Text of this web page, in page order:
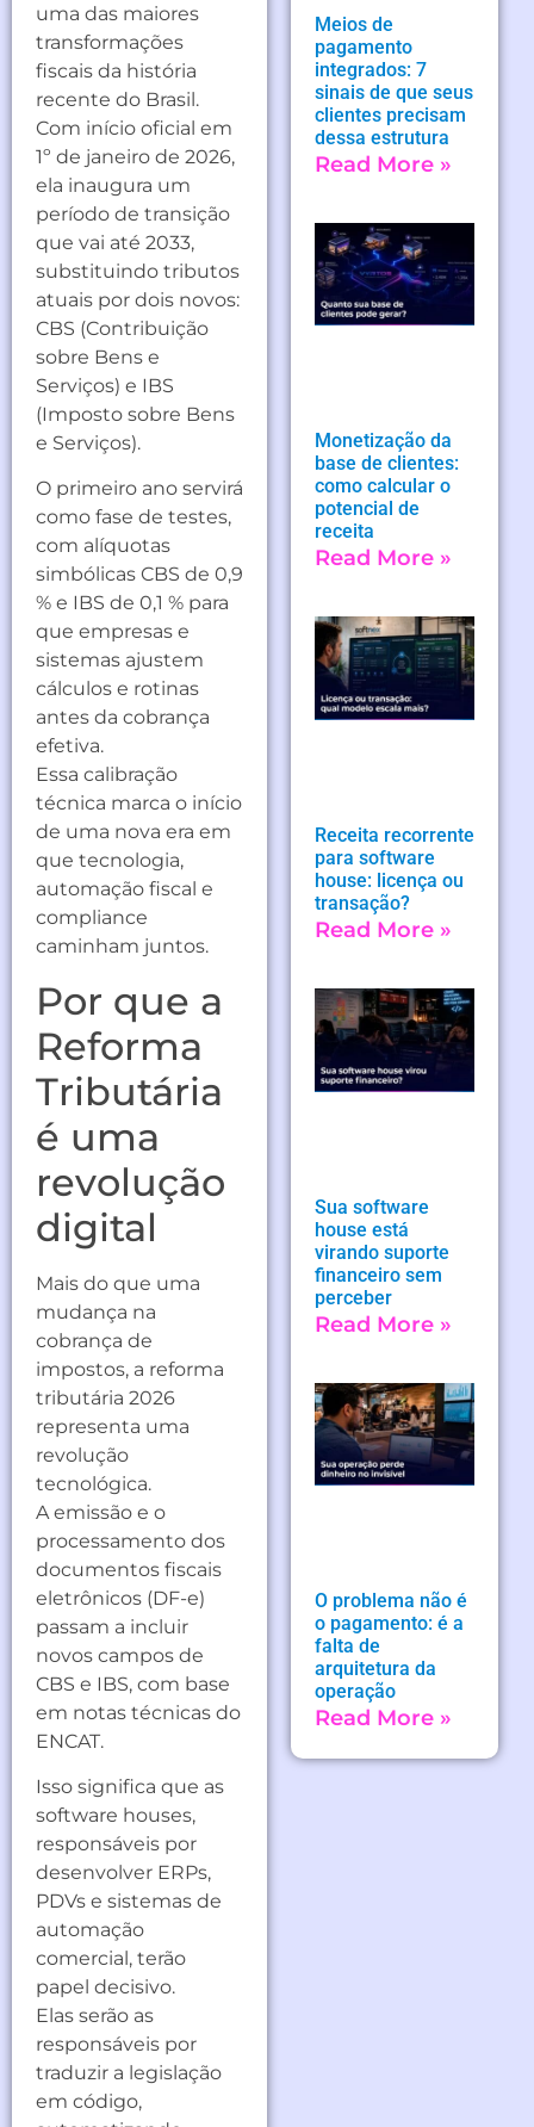
uma das maiores
transformações
fiscais da história
recente do Brasil.
Com início oficial em
1º de janeiro de 2026,
ela inaugura um
período de transição
que vai até 2033,
substituindo tributos
atuais por dois novos:
CBS (Contribuição
sobre Bens e
Serviços) e IBS
(Imposto sobre Bens
e Serviços).
O primeiro ano servirá
como fase de testes,
com alíquotas
simbólicas CBS de 0,9
% e IBS de 0,1 % para
que empresas e
sistemas ajustem
cálculos e rotinas
antes da cobrança
efetiva.
Essa calibração
técnica marca o início
de uma nova era em
que tecnologia,
automação fiscal e
compliance
caminham juntos.
Por que a
Reforma
Tributária
é uma
revolução
digital
Mais do que uma
mudança na
cobrança de
impostos, a reforma
tributária 2026
representa uma
revolução
tecnológica.
A emissão e o
processamento dos
documentos fiscais
eletrônicos (DF-e)
passam a incluir
novos campos de
CBS e IBS, com base
em notas técnicas do
ENCAT.
Isso significa que as
software houses,
responsáveis por
desenvolver ERPs,
PDVs e sistemas de
automação
comercial, terão
papel decisivo.
Elas serão as
responsáveis por
traduzir a legislação
em código,
Meios de
pagamento
integrados: 7
sinais de que seus
clientes precisam
dessa estrutura
Read More »
Monetização da
base de clientes:
como calcular o
potencial de
receita
Read More »
Receita recorrente
para software
house: licença ou
transação?
Read More »
Sua software
house está
virando suporte
financeiro sem
perceber
Read More »
O problema não é
o pagamento: é a
falta de
arquitetura da
operação
Read More »